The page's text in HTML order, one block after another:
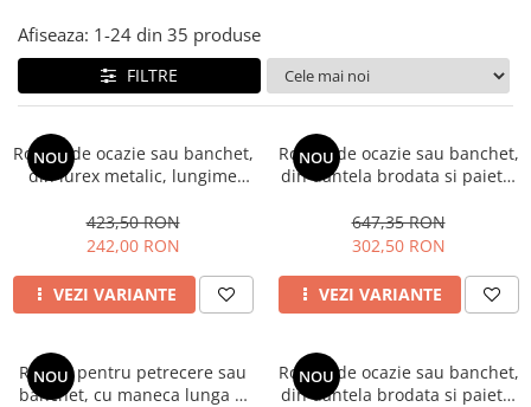
ROCHII PENTRU NUNTA
ROCHII PENTRU CUNUNIA CIVILA
Afiseaza: 1-24 din 35 produse
FILTRE
NOU
Rochie de ocazie sau banchet,
din lurex metalic, lungime
423,50 RON
242,00 RON
VEZI VARIANTE
NOU
Rochie de ocazie sau banchet,
din dantela brodata si paiete,
lunga si pene la terminatie,
cod 3770
647,35 RON
302,50 RON
VEZI VARIANTE
NOU
Rochie pentru petrecere sau
banchet, cu maneca lunga si
NOU
Rochie de ocazie sau banchet,
din dantela brodata si paiete,